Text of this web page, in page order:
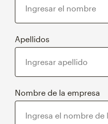
Apellidos
Nombre de la empresa